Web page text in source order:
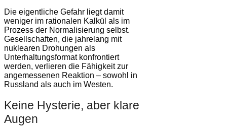
Die eigentliche Gefahr liegt damit
weniger im rationalen Kalkül als im
Prozess der Normalisierung selbst.
Gesellschaften, die jahrelang mit
nuklearen Drohungen als
Unterhaltungsformat konfrontiert
werden, verlieren die Fähigkeit zur
angemessenen Reaktion – sowohl in
Russland als auch im Westen.
Keine Hysterie, aber klare
Augen